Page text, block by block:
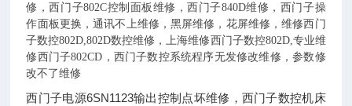
修，西门子802C控制面板维修，西门子840D维修，西门子操
作面板更换，通讯不上维修，黑屏维修，花屏维修，维修西门
子数控802D,802D数控维修，上海维修西门子数控802D,专业维
修西门子802CD，西门子数控系统程序无发修改维修，参数修
改不了维修
西门子电源6SN1123输出控制点坏维修，西门子数控机床